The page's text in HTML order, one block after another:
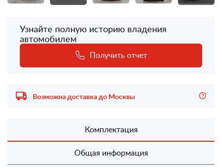
Узнайте полную историю владения
автомобилем
Получить отчет
Возможна доставка до Москвы
Комплектация
Общая информация